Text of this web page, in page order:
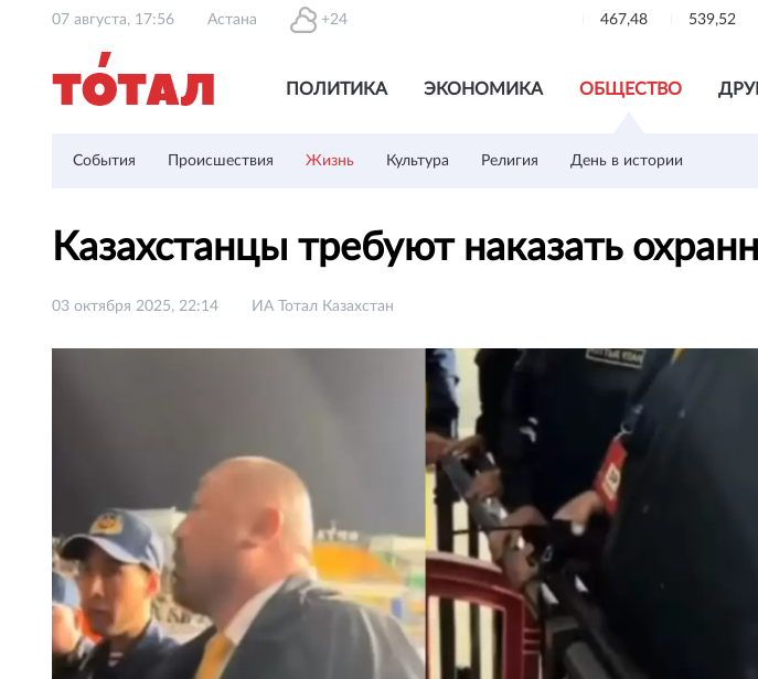
07 августа, 17:56 Астана +24 467,48 539,52
ПОЛИТИКА ЭКОНОМИКА ОБЩЕСТВО
События Происшествия Жизнь Культура Религия День в истории
Казахстанцы требуют наказать
03 октября 2025, 22:14 ИА Тотал Казахстан